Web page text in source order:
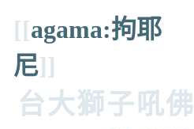
[[agama:拘耶
尼]]
台大獅子吼佛